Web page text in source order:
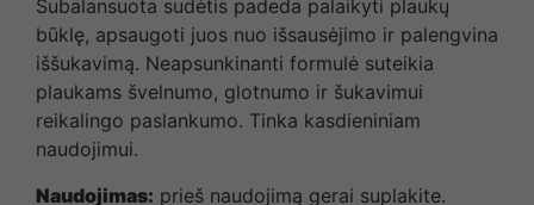
Subalansuota sudėtis padeda palaikyti plaukų
būklę, apsaugoti juos nuo išsausėjimo ir palengvina
iššukavimą. Neapsunkinanti formulė suteikia
plaukams švelnumo, glotnumo ir šukavimui
reikalingo paslankumo. Tinka kasdieniniam
naudojimui.
Naudojimas: prieš naudojimą gerai suplakite.